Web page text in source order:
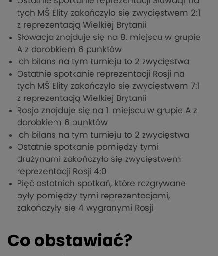
tych MŚ Elity zakończyło się zwycięstwem 2:1
z reprezentacją Wielkiej Brytanii
Słowacja znajduje się na 8. miejscu w grupie
A z dorobkiem 6 punktów
Ich bilans na tym turnieju to 2 zwycięstwa
Ostatnie spotkanie reprezentacji Rosji na
tych MŚ Elity zakończyło się zwycięstwem 7:1
z reprezentacją Wielkiej Brytanii
Rosja znajduje się na 1. miejscu w grupie A z
dorobkiem 6 punktów
Ich bilans na tym turnieju to 2 zwycięstwa
Ostatnie spotkanie pomiędzy tymi
drużynami zakończyło się zwycięstwem
reprezentacji Rosji 4:0
Pięć ostatnich spotkań, które rozgrywane
były pomiędzy tymi reprezentacjami,
zakończyły się 4 wygranymi Rosji
Co obstawiać?